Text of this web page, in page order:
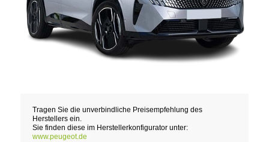
Tragen Sie die unverbindliche Preisempfehlung des
Herstellers ein.
Sie finden diese im Herstellerkonfigurator unter:
www.peugeot.de